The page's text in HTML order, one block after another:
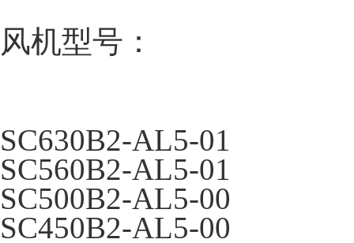
风机型号：
SC630B2-AL5-01
SC560B2-AL5-01
SC500B2-AL5-00
SC450B2-AL5-00